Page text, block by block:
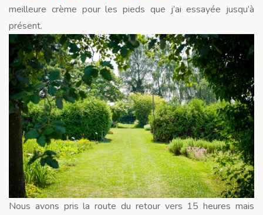
meilleure crème pour les pieds que j’ai essayée jusqu’à
présent.
Nous avons pris la route du retour vers 15 heures mais